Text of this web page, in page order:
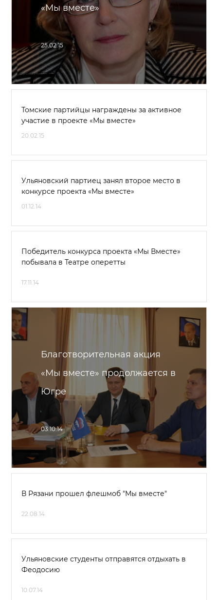
«Мы вместе»
25.02.15
Томские партийцы награждены за активное
участие в проекте «Мы вместе»
20.02.15
Ульяновский партиец занял второе место в
конкурсе проекта «Мы вместе»
01.12.14
Победитель конкурса проекта «Мы Вместе»
побывала в Театре оперетты
17.11.14
Благотворительная акция
«Мы вместе» продолжается в
Югре
03.10.14
В Рязани прошел флешмоб "Мы вместе"
22.08.14
Ульяновские студенты отправятся отдыхать в
Феодосию
10.07.14